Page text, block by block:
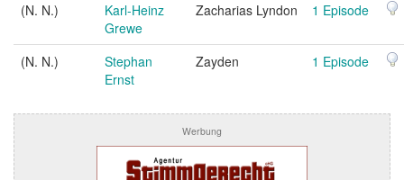
(N. N.)
Karl-Heinz
Grewe
Zacharias Lyndon 1 Episode
(N. N.)
Stephan
Ernst
Zayden 1 Episode
Werbung